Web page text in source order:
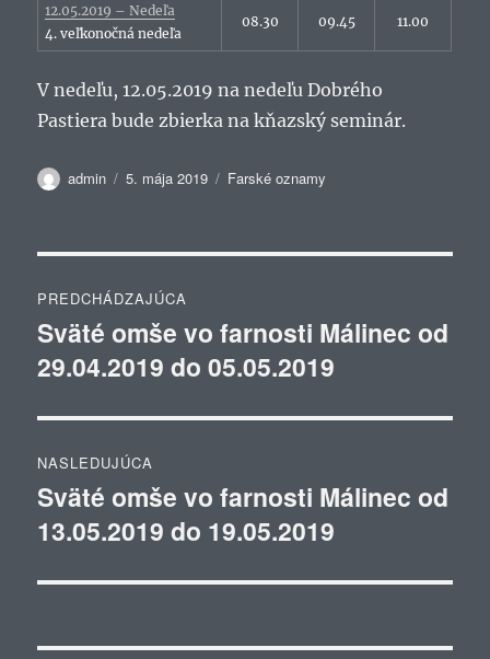
12.05.2019 – Nedeľa
4. veľkonočná nedeľa
08.30 09.45 11.00
V nedeľu, 12.05.2019 na nedeľu Dobrého
Pastiera bude zbierka na kňazský seminár.
Autor
admin Publikované
5. mája 2019 Kategórie
Farské oznamy
v
článku
PREDCHÁDZAJÚCA
Predchádzajúci
článok:
Sväté omše vo farnosti Málinec od
29.04.2019 do 05.05.2019
NASLEDUJÚCA
Ďalší
článok:
Sväté omše vo farnosti Málinec od
13.05.2019 do 19.05.2019